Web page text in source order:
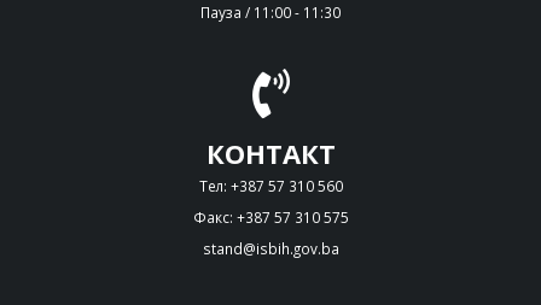
Пауза / 11:00 - 11:30
КОНТАКТ
Тел: +387 57 310 560
Факс: +387 57 310 575
stand@isbih.gov.ba